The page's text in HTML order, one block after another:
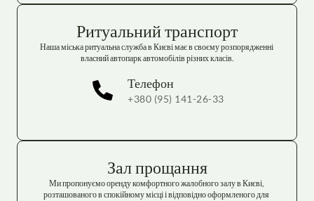
Ритуальний транспорт
Наша міська ритуальна служба в Києві має в своєму розпорядженні
власний автопарк автомобілів різних класів.
Телефон
+380 (95) 141-26-33
Зал прощання
Ми пропонуємо оренду комфортного жалобного залу в Києві,
розташованого в спокійному місці і відповідно оформленого для